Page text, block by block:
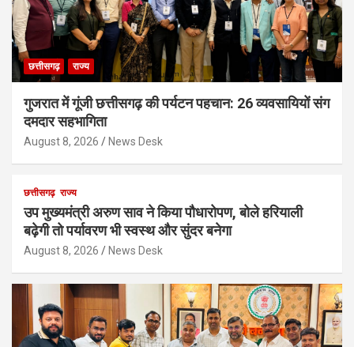
छत्तीसगढ़ राज्य
गुजरात में गूंजी छत्तीसगढ़ की पर्यटन पहचान: 26 व्यवसायियों संग
दमदार सहभागिता
August 8, 2026 News Desk
छत्तीसगढ़ राज्य
उप मुख्यमंत्री अरुण साव ने किया पौधारोपण, बोले हरियाली
बढ़ेगी तो पर्यावरण भी स्वस्थ और सुंदर बनेगा
August 8, 2026 News Desk